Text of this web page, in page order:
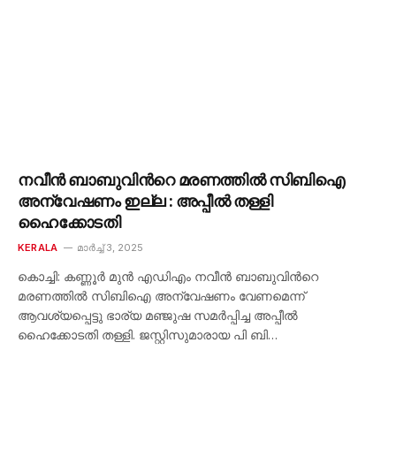
നവീൻ ബാബുവിന്‍റെ മരണത്തിൽ സിബിഐ
അന്വേഷണം ഇല്ല : അപ്പീൽ തള്ളി
ഹൈക്കോടതി
KERALA മാർച്ച്‌ 3, 2025
കൊച്ചി: കണ്ണൂർ മുൻ എഡിഎം നവീൻ ബാബുവിന്‍റെ
മരണത്തിൽ സിബിഐ അന്വേഷണം വേണമെന്ന്
ആവശ്യപ്പെട്ടു ഭാര്യ മഞ്ജുഷ സമർപ്പിച്ച അപ്പീൽ
ഹൈക്കോടതി തള്ളി. ജസ്റ്റിസുമാരായ പി ബി…